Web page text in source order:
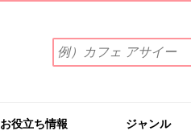
索
ワ
を
お役立ち情報 ジャンル